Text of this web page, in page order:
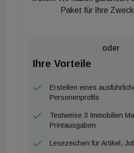
m² stabil. Druck verspüren
Nachfrage ist deutlich selektiver
Unternehmen verschieben
oder prüfen intensiver.“
10.000 m² blieben 2025 die
wird derzeit von kleinteiligen
Paket für Ihre
oder
Ihre Vorteile
Erstellen eines
Personenprofils
Testweise 3 Immobilien
Printausgaben
Lesezeichen für Artikel,